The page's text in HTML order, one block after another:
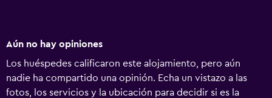
Aún no hay opiniones
Los huéspedes calificaron este alojamiento, pero aún
nadie ha compartido una opinión. Echa un vistazo a las
fotos, los servicios y la ubicación para decidir si es la